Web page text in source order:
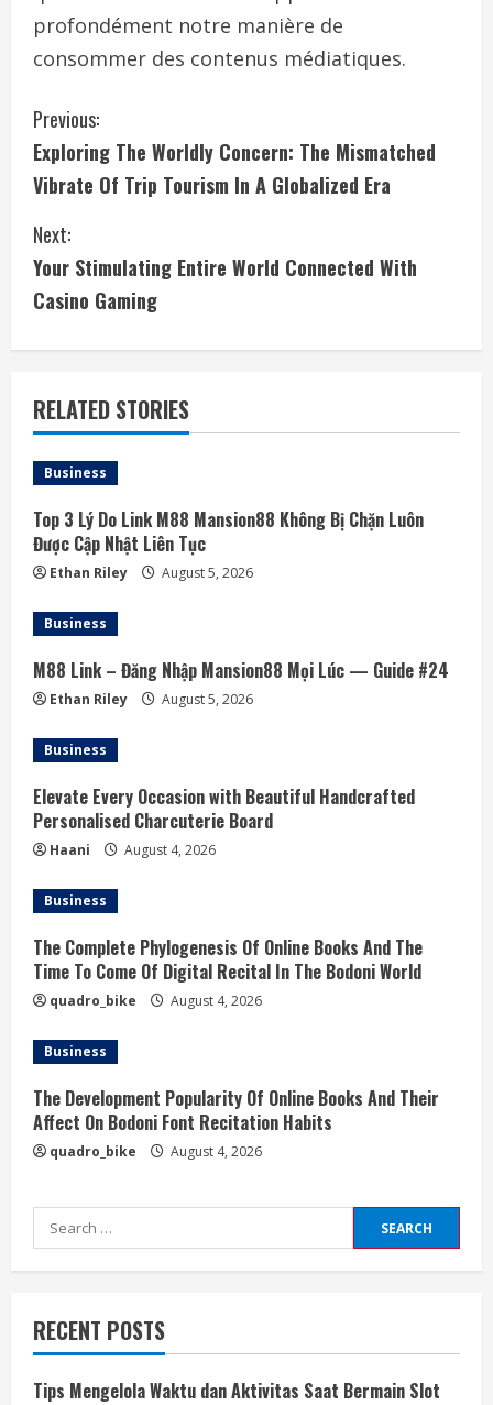
profondément notre manière de
consommer des contenus médiatiques.
C
o
n
t
i
n
u
e
R
e
a
d
i
n
g
Previous:
Exploring The Worldly Concern: The Mismatched
Vibrate Of Trip Tourism In A Globalized Era
Next:
Your Stimulating Entire World Connected With
Casino Gaming
RELATED STORIES
Business
Top 3 Lý Do Link M88 Mansion88 Không Bị Chặn Luôn
Được Cập Nhật Liên Tục
Ethan Riley August 5, 2026
Business
M88 Link – Đăng Nhập Mansion88 Mọi Lúc — Guide #24
Ethan Riley August 5, 2026
Business
Elevate Every Occasion with Beautiful Handcrafted
Personalised Charcuterie Board
Haani August 4, 2026
Business
The Complete Phylogenesis Of Online Books And The
Time To Come Of Digital Recital In The Bodoni World
quadro_bike August 4, 2026
Business
The Development Popularity Of Online Books And Their
Affect On Bodoni Font Recitation Habits
quadro_bike August 4, 2026
Search
for:
RECENT POSTS
Tips Mengelola Waktu dan Aktivitas Saat Bermain Slot